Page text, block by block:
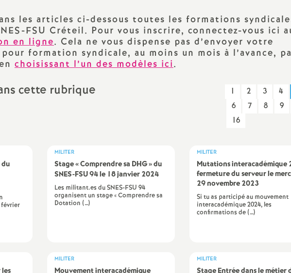
a
t
i
a
l
d
s
DCIO
formation continue
congés, disponibilités, temps
partiels
rémunérations
formation continue
les articles ci-dessous toutes les formations
-FSU Créteil. Pour vous inscrire, connectez-vous ici
en ligne. Cela ne vous dispense pas d’envoyer votre
formation syndicale, au moins un mois à l’avance,
choisissant l’un des modèles ici.
cette rubrique 1 2 3
4
6
7 8
9
16
février
MILITER
Stage «Comprendre saDHG» du
SNES-FSU94 le 18 janvier 2024
Les militant.es du SNES-FSU 94
organisent un stage « Comprendre sa
Dotation (…)
MILITER
Mutations interacadémique
fermeture du serveur le
29 novembre 2023
Si tu as participé au mouvement
interacadémique 2024, les
confirmations de (…)
MILITER MILITER